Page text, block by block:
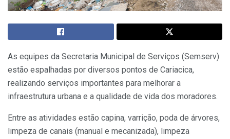
As equipes da Secretaria Municipal de Serviços (Semserv)
estão espalhadas por diversos pontos de Cariacica,
realizando serviços importantes para melhorar a
infraestrutura urbana e a qualidade de vida dos moradores.
Entre as atividades estão capina, varrição, poda de árvores,
limpeza de canais (manual e mecanizada), limpeza